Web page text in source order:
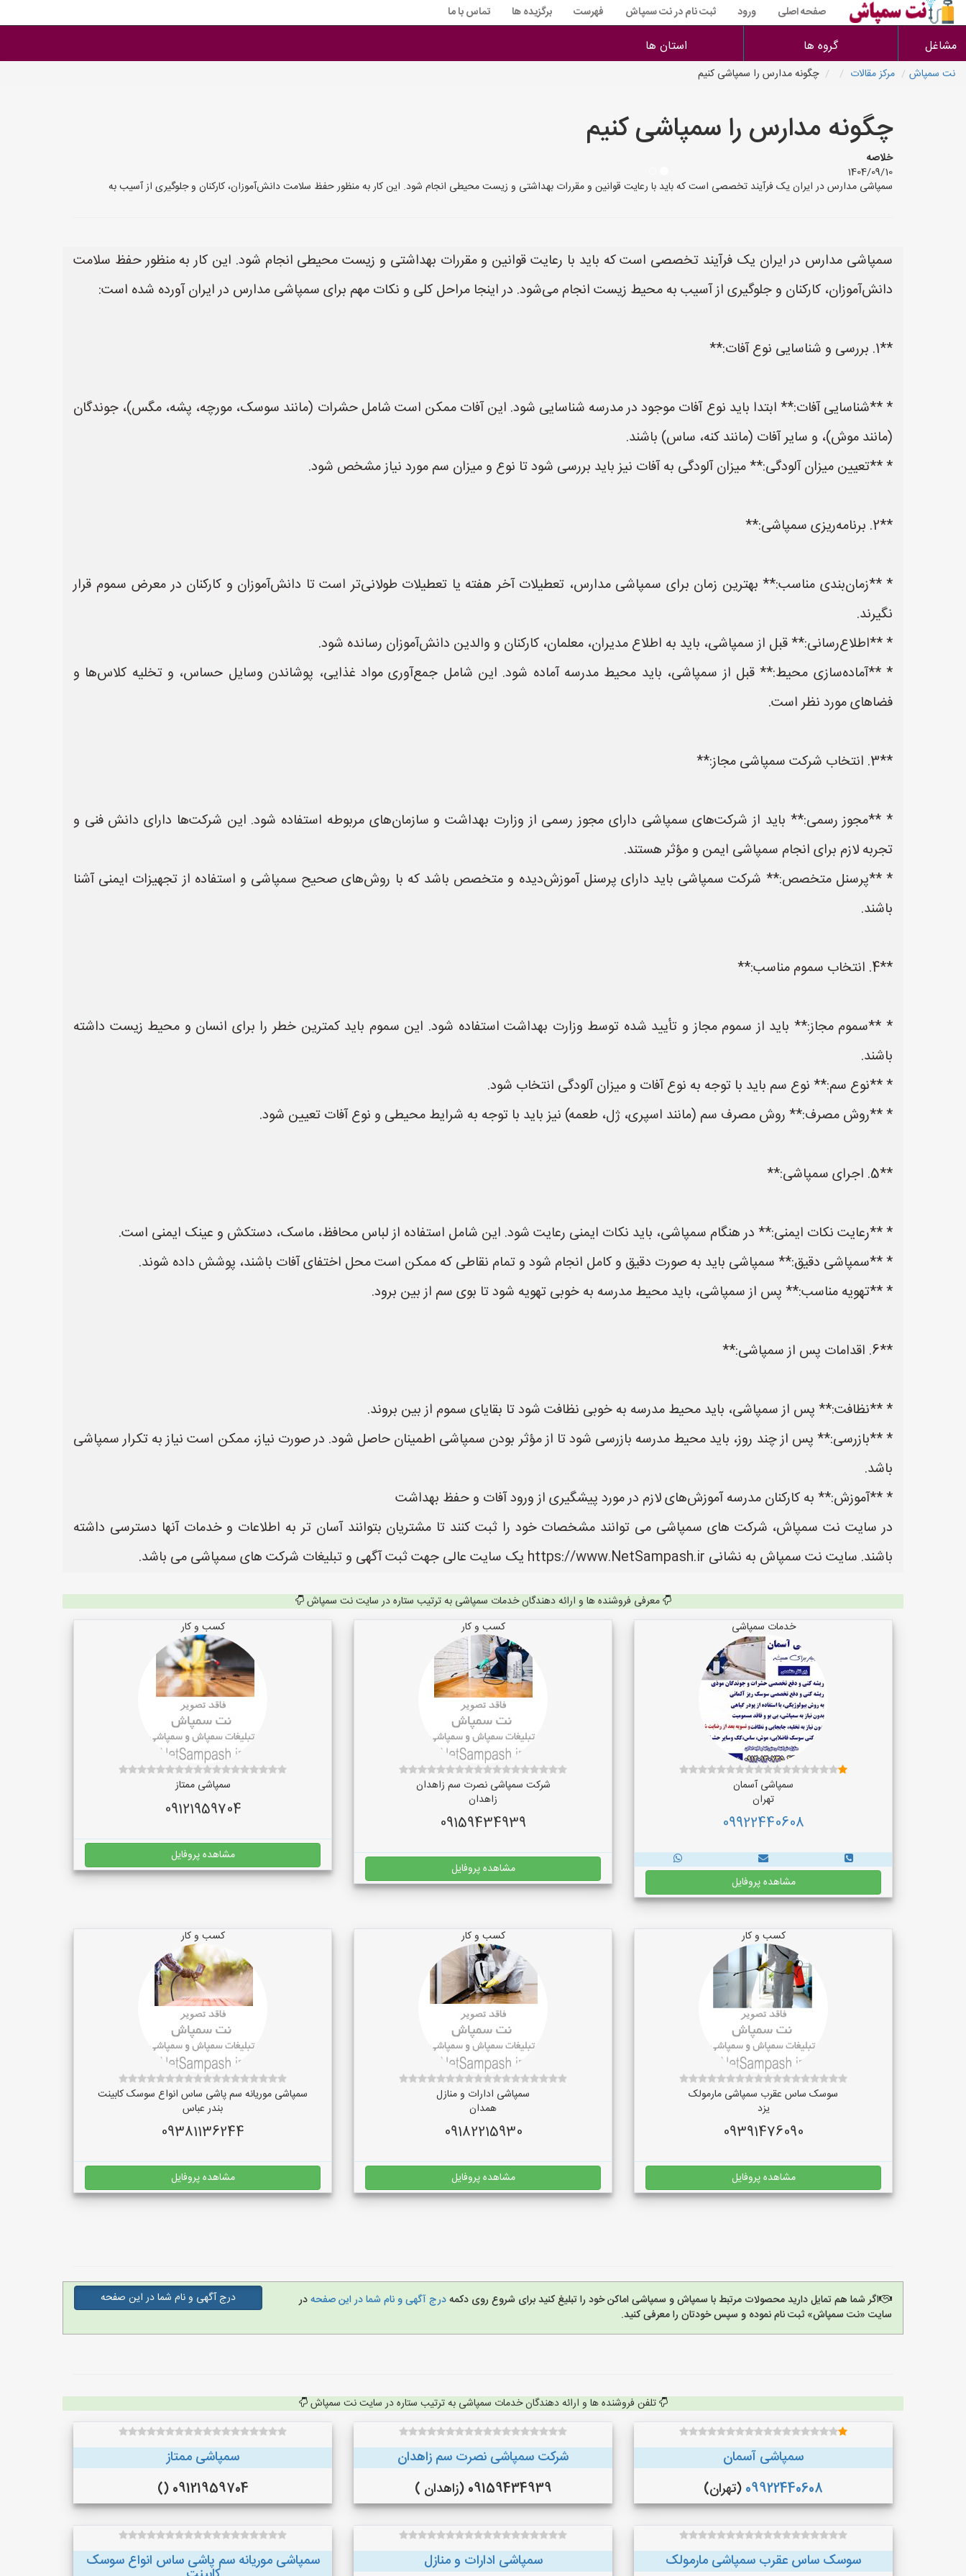
صفحه اصلی ورود ثبت نام در نت سمپاش فهرست برگزیده ها تماس با ما
مشاغل گروه ها استان ها
نت سمپاش مرکز مقالات چگونه مدارس را سمپاشی کنیم
چگونه مدارس را سمپاشی کنیم
خلاصه
1404/09/10
سمپاشی مدارس در ایران یک فرآیند تخصصی است که باید با رعایت قوانین و مقررات بهداشتی و زیست محیطی انجام شود. این کار به منظور حفظ سلامت دانش‌آموزان، کارکنان و جلوگیری از آسیب به
سمپاشی مدارس در ایران یک فرآیند تخصصی است که باید با رعایت قوانین و مقررات بهداشتی و زیست محیطی انجام شود. این کار به منظور حفظ سلامت
دانش‌آموزان، کارکنان و جلوگیری از آسیب به محیط زیست انجام می‌شود. در اینجا مراحل کلی و نکات مهم برای سمپاشی مدارس در ایران آورده شده است:
**1. بررسی و شناسایی نوع آفات:**
* **شناسایی آفات:** ابتدا باید نوع آفات موجود در مدرسه شناسایی شود. این آفات ممکن است شامل حشرات (مانند سوسک، مورچه، پشه، مگس)، جوندگان
(مانند موش)، و سایر آفات (مانند کنه، ساس) باشند.
* **تعیین میزان آلودگی:** میزان آلودگی به آفات نیز باید بررسی شود تا نوع و میزان سم مورد نیاز مشخص شود.
**2. برنامه‌ریزی سمپاشی:**
* **زمان‌بندی مناسب:** بهترین زمان برای سمپاشی مدارس، تعطیلات آخر هفته یا تعطیلات طولانی‌تر است تا دانش‌آموزان و کارکنان در معرض سموم قرار
نگیرند.
* **اطلاع‌رسانی:** قبل از سمپاشی، باید به اطلاع مدیران، معلمان، کارکنان و والدین دانش‌آموزان رسانده شود.
* **آماده‌سازی محیط:** قبل از سمپاشی، باید محیط مدرسه آماده شود. این شامل جمع‌آوری مواد غذایی، پوشاندن وسایل حساس، و تخلیه کلاس‌ها و
فضاهای مورد نظر است.
**3. انتخاب شرکت سمپاشی مجاز:**
* **مجوز رسمی:** باید از شرکت‌های سمپاشی دارای مجوز رسمی از وزارت بهداشت و سازمان‌های مربوطه استفاده شود. این شرکت‌ها دارای دانش فنی و
تجربه لازم برای انجام سمپاشی ایمن و مؤثر هستند.
* **پرسنل متخصص:** شرکت سمپاشی باید دارای پرسنل آموزش‌دیده و متخصص باشد که با روش‌های صحیح سمپاشی و استفاده از تجهیزات ایمنی آشنا
باشند.
**4. انتخاب سموم مناسب:**
* **سموم مجاز:** باید از سموم مجاز و تأیید شده توسط وزارت بهداشت استفاده شود. این سموم باید کمترین خطر را برای انسان و محیط زیست داشته
باشند.
* **نوع سم:** نوع سم باید با توجه به نوع آفات و میزان آلودگی انتخاب شود.
* **روش مصرف:** روش مصرف سم (مانند اسپری، ژل، طعمه) نیز باید با توجه به شرایط محیطی و نوع آفات تعیین شود.
**5. اجرای سمپاشی:**
* **رعایت نکات ایمنی:** در هنگام سمپاشی، باید نکات ایمنی رعایت شود. این شامل استفاده از لباس محافظ، ماسک، دستکش و عینک ایمنی است.
* **سمپاشی دقیق:** سمپاشی باید به صورت دقیق و کامل انجام شود و تمام نقاطی که ممکن است محل اختفای آفات باشند، پوشش داده شوند.
* **تهویه مناسب:** پس از سمپاشی، باید محیط مدرسه به خوبی تهویه شود تا بوی سم از بین برود.
**6. اقدامات پس از سمپاشی:**
* **نظافت:** پس از سمپاشی، باید محیط مدرسه به خوبی نظافت شود تا بقایای سموم از بین بروند.
* **بازرسی:** پس از چند روز، باید محیط مدرسه بازرسی شود تا از مؤثر بودن سمپاشی اطمینان حاصل شود. در صورت نیاز، ممکن است نیاز به تکرار سمپاشی
باشد.
* **آموزش:** به کارکنان مدرسه آموزش‌های لازم در مورد پیشگیری از ورود آفات و حفظ بهداشت
در سایت نت سمپاش، شرکت های سمپاشی می توانند مشخصات خود را ثبت کنند تا مشتریان بتوانند آسان تر به اطلاعات و خدمات آنها دسترسی داشته
باشند. سایت نت سمپاش به نشانی https://www.NetSampash.ir یک سایت عالی جهت ثبت آگهی و تبلیغات شرکت های سمپاشی می باشد.
معرفی فروشنده ها و ارائه دهندگان خدمات سمپاشی به ترتیب ستاره در سایت نت سمپاش
خدمات سمپاشی
سمپاشی آسمان
تهران
09922440608
مشاهده پروفایل
کسب و کار
شرکت سمپاشی نصرت سم زاهدان
زاهدان
09159434939
مشاهده پروفایل
کسب و کار
سمپاشی ممتاز
09121959704
مشاهده پروفایل
کسب و کار
سوسک ساس عقرب سمپاشی مارمولک
یزد
09391476090
مشاهده پروفایل
کسب و کار
سمپاشی ادارات و منازل
همدان
09182215930
مشاهده پروفایل
کسب و کار
سمپاشی موریانه سم پاشی ساس انواع سوسک کابینت
بندر عباس
09381136244
مشاهده پروفایل
اگر شما هم تمایل دارید محصولات مرتبط با سمپاش و سمپاشی اماکن خود را تبلیغ کنید برای شروع روی دکمهدرج آگهی و نام شما در این صفحهدر
سایت «نت سمپاش» ثبت نام نموده و سپس خودتان را معرفی کنید.
درج آگهی و نام شما در این صفحه
تلفن فروشنده ها و ارائه دهندگان خدمات سمپاشی به ترتیب ستاره در سایت نت سمپاش
سمپاشی آسمان
09922440608 (تهران)
شرکت سمپاشی نصرت سم زاهدان
09159434939 (زاهدان )
سمپاشی ممتاز
09121959704 ()
سوسک ساس عقرب سمپاشی مارمولک سمپاشی ادارات و منازل سمپاشی موریانه سم پاشی ساس انواع سوسک